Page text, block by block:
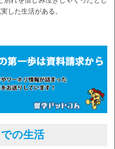
した生活がある。
の生活